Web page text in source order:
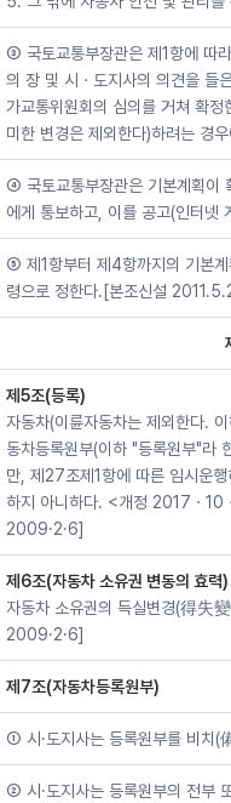
③ 국토교통부장관은 제1항에 따
의 장 및 시ㆍ도지사의 의견을 들
가교통위원회의 심의를 거쳐 확
미한 변경은 제외한다)하려는 경
④ 국토교통부장관은 기본계획이
에게 통보하고, 이를 공고(인터
⑤ 제1항부터 제4항까지의 기본
령으로 정한다.[본조신설
제5조(등록)
자동차(이륜자동차는 제외한다.
동차등록원부(이하 "등록원부"라
만, 제27조제1항에 따른 임시운
하지 아니하다. <개정 2017ㆍ
2009·2·6]
제6조(자동차 소유권 변동의 효력)
자동차 소유권의 득실변경(得失
2009·2·6]
제7조(자동차등록원부)
① 시·도지사는 등록원부를 비치(
② 시·도지사는 등록원부의 전부